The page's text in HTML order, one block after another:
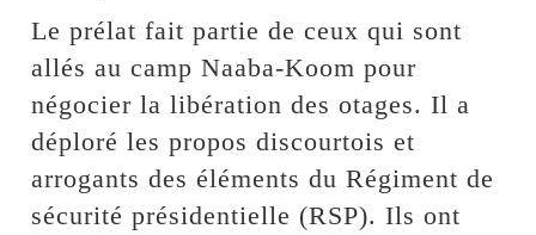
Le prélat fait partie de ceux qui sont
allés au camp Naaba-Koom pour
négocier la libération des otages. Il a
déploré les propos discourtois et
arrogants des éléments du Régiment de
sécurité présidentielle (RSP). Ils ont